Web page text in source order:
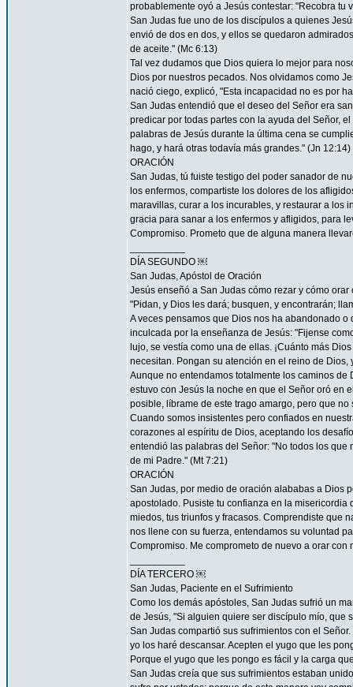
probablemente oyó a Jesús contestar: "Recobra tu
San Judas fue uno de los discípulos a quienes
envió de dos en dos, y ellos se quedaron
de aceite." (Mc 6:13)
Tal vez dudamos que Dios quiera lo mejor para
Dios por nuestros pecados. Nos olvidamos como
nació ciego, explicó, "Esta incapacidad no es por
San Judas entendió que el deseo del Señor era
predicar por todas partes con la ayuda del Señor,
palabras de Jesús durante la última cena se
hago, y hará otras todavía más grandes." (Jn 12:14)
ORACIÓN
San Judas, tú fuiste testigo del poder sanador de
los enfermos, compartiste los dolores de los
maravillas, curar a los incurables, y restaurar a los
gracia para sanar a los enfermos y afligidos, para
Compromiso. Prometo que de alguna manera
DÍA SEGUNDO ￼
San Judas, Apóstol de Oración
Jesús enseñó a San Judas cómo rezar y cómo
"Pidan, y Dios les dará; busquen, y encontrarán;
A veces pensamos que Dios nos ha abandonado
inculcada por la enseñanza de Jesús: "Fijense
lujo, se vestía como una de ellas. ¡Cuánto más
necesitan. Pongan su atención en el reino de
Aunque no entendamos totalmente los caminos
estuvo con Jesús la noche en que el Señor oró en
posible, líbrame de este trago amargo, pero que
Cuando somos insistentes pero confiados en
corazones al espíritu de Dios, aceptando los
entendió las palabras del Señor: "No todos los
de mi Padre." (Mt 7:21)
ORACIÓN
San Judas, por medio de oración alababas a Dios
apostolado. Pusiste tu confianza en la
miedos, tus triunfos y fracasos. Comprendiste que
nos llene con su fuerza, entendamos su voluntad
Compromiso. Me comprometo de nuevo a orar
DÍA TERCERO ￼
San Judas, Paciente en el Sufrimiento
Como los demás apóstoles, San Judas sufrió un
de Jesús, "Si alguien quiere ser discípulo mío, que
San Judas compartió sus sufrimientos con el
yo los haré descansar. Acepten el yugo que les
Porque el yugo que les pongo es fácil y la carga
San Judas creía que sus sufrimientos estaban